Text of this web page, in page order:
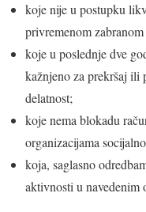
koje nije u postupku
privremenom
koje u poslednje dve
kažnjeno za prekršaj ili
delatnost;
koje nema blokadu
organizacijama
koja, saglasno
aktivnosti u navedenim